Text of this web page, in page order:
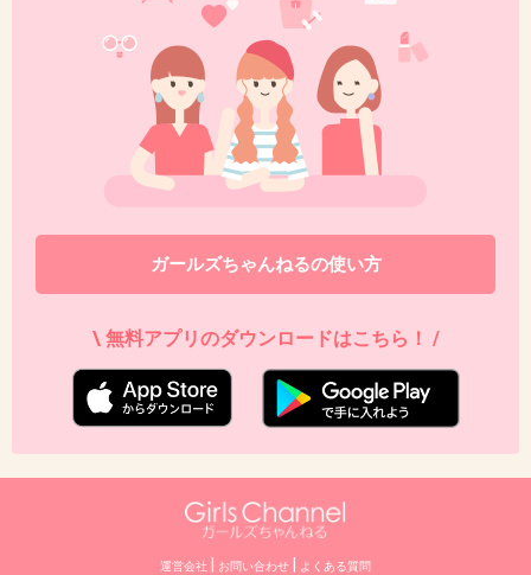
ガールズちゃんねるの使い方
\ 無料アプリのダウンロードはこちら！ /
運営会社 お問い合わせ よくある質問